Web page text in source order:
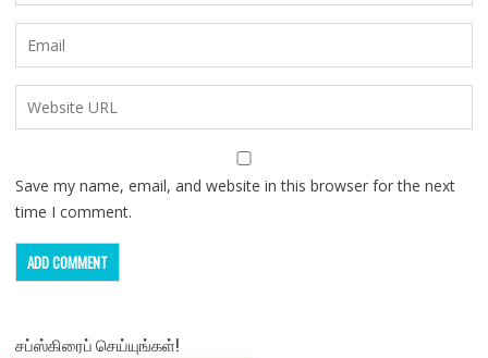
Save my name, email, and website in this browser for the next
time I comment.
சப்ஸ்கிரைப் செய்யுங்கள்!